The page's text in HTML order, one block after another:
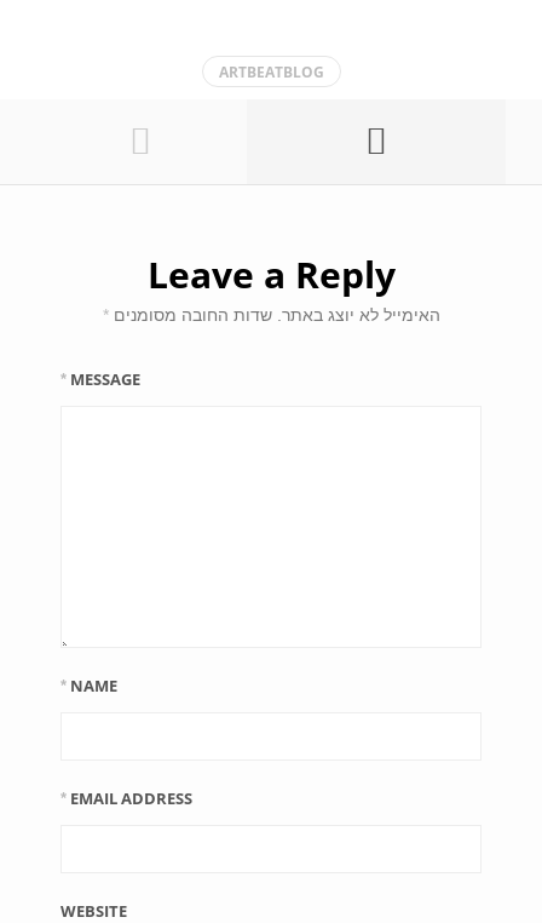
ARTBEATBLOG
Leave a Reply
האימייל לא יוצג באתר. שדות החובה מסומנים*
MESSAGE
*
NAME
*
EMAIL ADDRESS
*
WEBSITE